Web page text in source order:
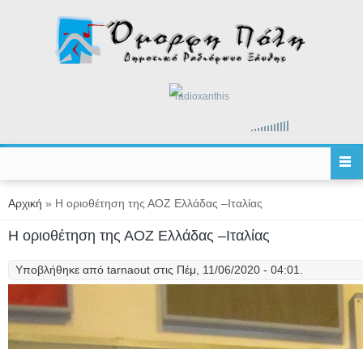
radioxanthis
Είστε εδώ
Αρχική » Η οριοθέτηση της ΑΟΖ Ελλάδας –Ιταλίας
Η οριοθέτηση της ΑΟΖ Ελλάδας –Ιταλίας
Υποβλήθηκε από tarnaout στις Πέμ, 11/06/2020 - 04:01.